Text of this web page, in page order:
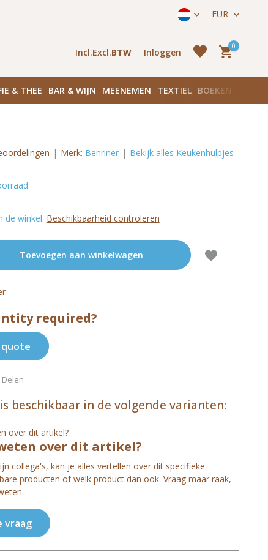
171) in Amsterdam Zuid EUR
Incl.Excl.BTW Inloggen
Account
0
& THEE BAR & WIJN MEENEMEN TEXTIEL BOEKEN
Merk: Benriner Bekijk alles Keukenhulpjes
de winkel: Beschikbaarheid controleren
Toevoegen aan winkelwagen
required?
quote
Delen
beschikbaar in de volgende varianten:
over dit artikel?
collega's, kan je alles vertellen over dit specifieke
producten of welk product dan ook. Vraag maar raak,
vraag